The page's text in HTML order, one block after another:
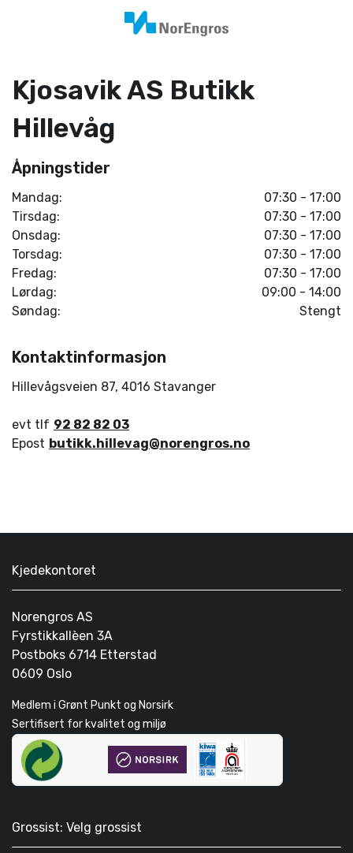
Kjosavik AS Butikk
Hillevåg
Åpningstider
Mandag:
07:30 - 17:00
Tirsdag:
07:30 - 17:00
Onsdag:
07:30 - 17:00
Torsdag:
07:30 - 17:00
Fredag:
07:30 - 17:00
Lørdag:
09:00 - 14:00
Søndag:
Stengt
Kontaktinformasjon
Hillevågsveien 87, 4016 Stavanger
evt tlf 92 82 82 03
Epost butikk.hillevag@norengros.no
Kjedekontoret
Norengros AS
Fyrstikkallèen 3A
Postboks 6714 Etterstad
0609 Oslo
Medlem i Grønt Punkt og Norsirk
Sertifisert for kvalitet og miljø
Grossist: Velg grossist